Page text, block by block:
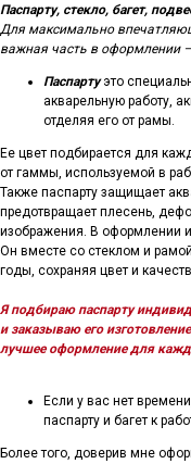
Паспарту, стекло, багет,
Для максимально
важная часть в оформлении
Паспартуэто
акварельную работу,
отделяя его от рамы.
Ее цвет подбирается для
от гаммы, используемой в
Также паспарту защищает
предотвращает плесень,
изображения. В оформлении
Он вместе со стеклом и
годы, сохраняя цвет и
Я подбираю паспарту
и заказываю его
лучшее оформление для
Если у вас нет
паспарту и багет к
Более того, доверив мне